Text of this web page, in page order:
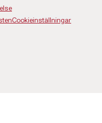
Cookieinställningar